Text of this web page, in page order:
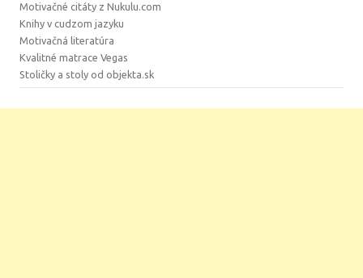
Motivačné citáty z Nukulu.com
Knihy v cudzom jazyku
Motivačná literatúra
Kvalitné matrace Vegas
Stoličky a stoly od objekta.sk